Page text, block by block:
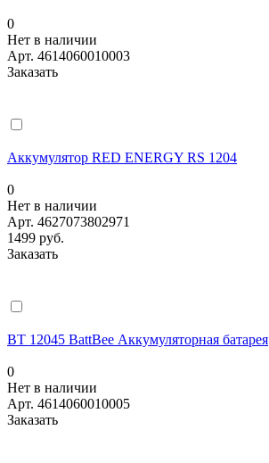
0
Нет в наличии
Арт. 4614060010003
Заказать
Аккумулятор RED ENERGY RS 1204
0
Нет в наличии
Арт. 4627073802971
1499 руб.
Заказать
BT 12045 BattBee Аккумуляторная батарея
0
Нет в наличии
Арт. 4614060010005
Заказать